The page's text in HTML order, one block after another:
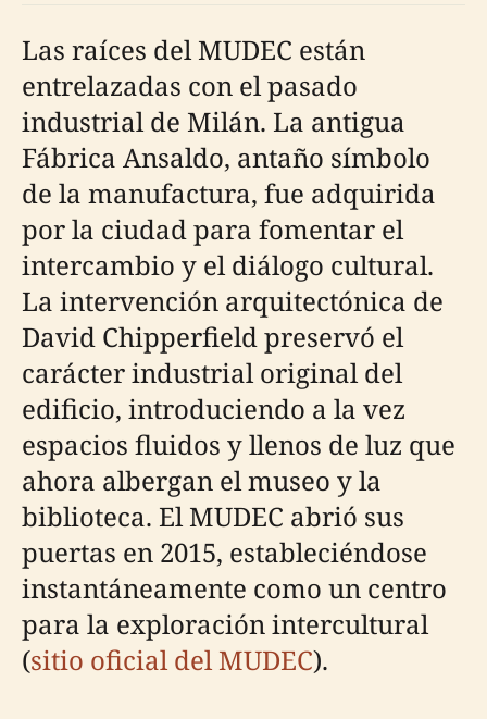
Las raíces del MUDEC están
entrelazadas con el pasado
industrial de Milán. La antigua
Fábrica Ansaldo, antaño símbolo
de la manufactura, fue adquirida
por la ciudad para fomentar el
intercambio y el diálogo cultural.
La intervención arquitectónica de
David Chipperfield preservó el
carácter industrial original del
edificio, introduciendo a la vez
espacios fluidos y llenos de luz que
ahora albergan el museo y la
biblioteca. El MUDEC abrió sus
puertas en 2015, estableciéndose
instantáneamente como un centro
para la exploración intercultural
(sitio oficial del MUDEC).